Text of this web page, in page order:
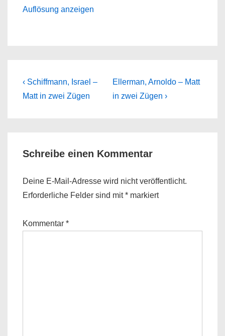
Auflösung anzeigen
Beitragsnavigation
Previous
Post
‹ Schiffmann, Israel –
Matt in zwei Zügen
Next
Post
Ellerman, Arnoldo – Matt
in zwei Zügen ›
Schreibe einen Kommentar
Deine E-Mail-Adresse wird nicht veröffentlicht.
Erforderliche Felder sind mit* markiert
Kommentar *